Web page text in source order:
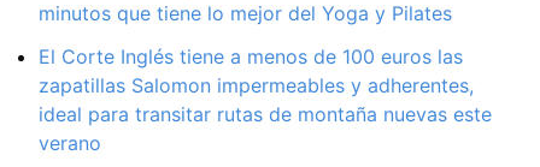
minutos que tiene lo mejor del Yoga y Pilates
El Corte Inglés tiene a menos de 100 euros las
zapatillas Salomon impermeables y adherentes,
ideal para transitar rutas de montaña nuevas este
verano